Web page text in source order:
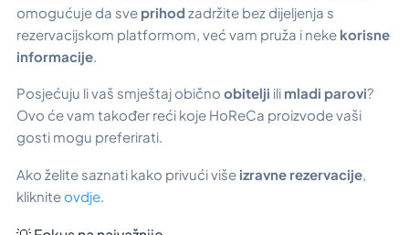
omogućuje da sve prihodzadržite bez dijeljenja s
rezervacijskom platformom, već vam pruža i neke korisne
informacije
Posjećuju li vaš smještaj obično obitelji ili mladi parovi?
Ovo će vam također reći koje HoReCa proizvode vaši
gosti mogu preferirati.
Ako želite saznati kako privući više izravne rezervacije
klikniteovdje